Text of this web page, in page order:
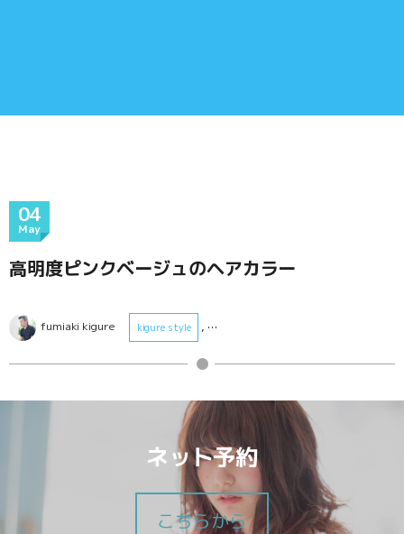
04
May
高明度ピンクベージュのヘアカラー
fumiaki kigure kigure style , …
ネット予約
こちらから